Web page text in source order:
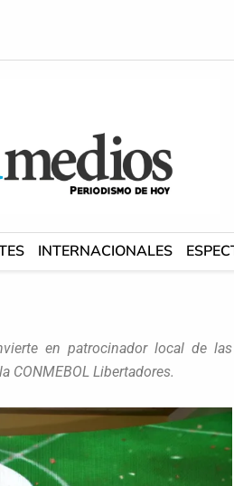
INTERNACIONALES
en patrocinador local de las
Libertadores.